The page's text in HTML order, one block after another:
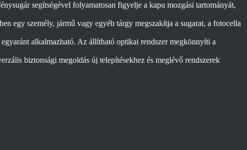
segítségével folyamatosan figyelje a kapu mozgási tartományát,
egy személy, jármű vagy egyéb tárgy megszakítja a sugarat, a fotocella
alkalmazható. Az állítható optikai rendszer megkönnyíti a
biztonsági megoldás új telepítésekhez és meglévő rendszerek